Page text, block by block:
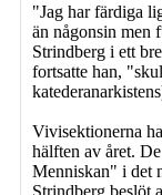
"Jag har färdiga
än någonsin men
Strindberg i ett
fortsatte han,
Vivisektionerna
hälften av året.
Menniskan" i det
Strindberg beslöt